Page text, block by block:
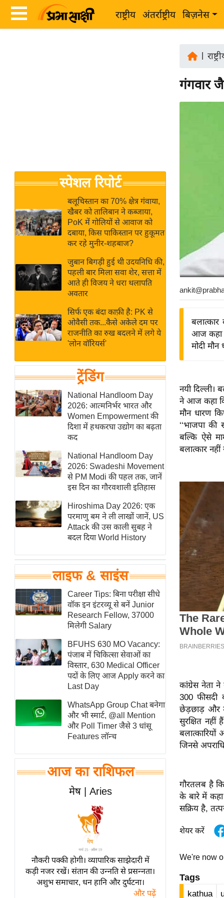
राष्ट्रीय अंतर्राष्ट्रीय बिज़नेस
Breaking
News in
Hindi
Hindi
Videos
जगत
राय
बजट
IPL
2026
ई-पेपर
मिसाल बेमिसाल
शख्सियत
यंग इंडिया
साहित्य जगत
ऑटो वर्ल्ड
न्यूज ब्रीफ
मनोरंजन जगत
बॉलीवुड
हॉलीवुड
फिल्म समीक्षा
Breaking
News
लाइफस्टाइल
टेक्नॉलॉजी
घरेलू नुस्खे
पर्यटन स्थल
फिटनेस मंत्रा
रिलेशनशिप
राजनीति
विश्लेषण
समसामयिक
मातृभूमि
एम.
आर.
आई.
समीक्षा
धर्म
ज्योतिष
त्योहार
राशिफल
विशेष
स्पेशल रिपोर्ट
बलूचिस्तान का 70% क्षेत्र गंवाया,
खैबर को तालिबान ने कब्जाया,
PoK में गोलियों से आवाज को
दबाया, किस पाकिस्तान पर हुकूमत
कर रहे मुनीर-शहबाज?
जुबान बिगड़ी हुई थी उदयनिधि की,
पहली बार मिला सवा शेर, सत्ता में
आते ही विजय ने धरा थलापति
अवतार
सिर्फ एक बंदा काफ़ी है: PK से
ओवैसी तक...कैसे अकेले दम पर
राजनीति का रुख बदलने में लगे ये
'लोन वॉरियर्स'
ट्रेंडिंग
National Handloom Day
2026: आत्मनिर्भर भारत और
Women Empowerment की
दिशा में हथकरघा उद्योग का बढ़ता
कद
National Handloom Day
2026: Swadeshi Movement
से PM Modi की पहल तक, जानें
इस दिन का गौरवशाली इतिहास
Hiroshima Day 2026: एक
परमाणु बम ने ली लाखों जानें, US
Attack की उस काली सुबह ने
बदल दिया World History
लाइफ & साइंस
Career Tips: बिना परीक्षा सीधे
वॉक इन इंटरव्यू से बनें Junior
Research Fellow, 37000
मिलेगी Salary
BFUHS 630 MO Vacancy:
पंजाब में चिकित्सा सेवाओं का
विस्तार, 630 Medical Officer
पदों के लिए आज Apply करने का
Last Day
WhatsApp Group Chat बनेगा
और भी स्मार्ट, @all Mention
और Poll Timer जैसे 3 धांसू
Features लॉन्च
आज का राशिफल
मेष | Aries
नौकरी पक्की होगी। व्यापारिक साझेदारी में
कड़ी नजर रखें। संतान की उन्नति से प्रसन्नता।
अशुभ समाचार, धन हानि और दुर्घटना।
और पढ़ें
गंगवार
आज कहा
मोदी
नयी दिल्ली।
ने आज कहा कि
मौन धारण
‘‘भाजपा की
बल्कि ऐसे
बलात्कार
कांग्रेस नेता
300 फीसदी
छेड़छाड़ और
सुरक्षित नहीं
जिनसे
गौरतलब है
के बारे में कहा
सक्रिय है,
शेयर करें
We're now
Tags
kathua